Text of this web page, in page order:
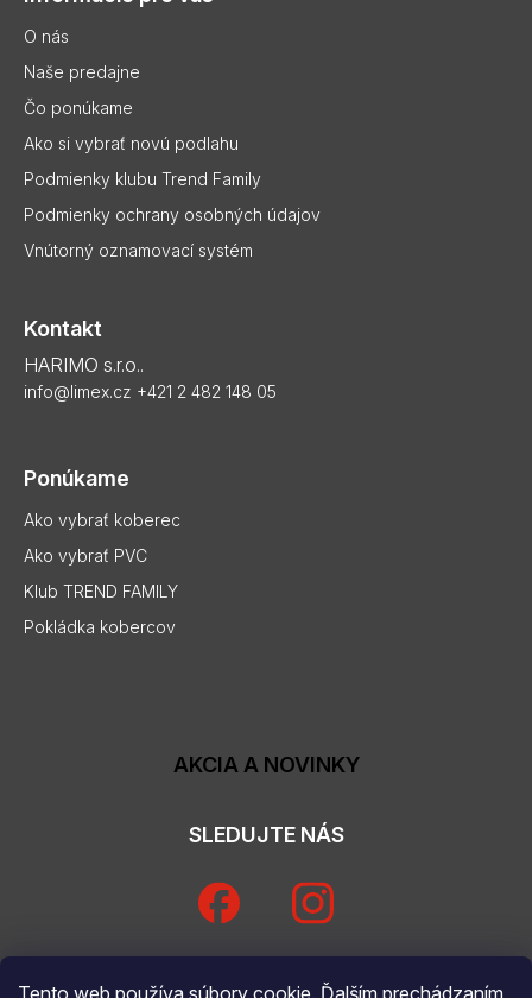
Tento web používa súbory cookie. Ďalším prechádzaním
O nás
Naše predajne
Čo ponúkame
Ako si vybrať novú podlahu
Podmienky klubu Trend Family
Podmienky ochrany osobných údajov
Vnútorný oznamovací systém
Kontakt
HARIMO s.r.o..
info@limex.cz +421 2 482 148 05
Ponúkame
Ako vybrať koberec
Ako vybrať PVC
Klub TREND FAMILY
Pokládka kobercov
AKCIA A NOVINKY
SLEDUJTE NÁS